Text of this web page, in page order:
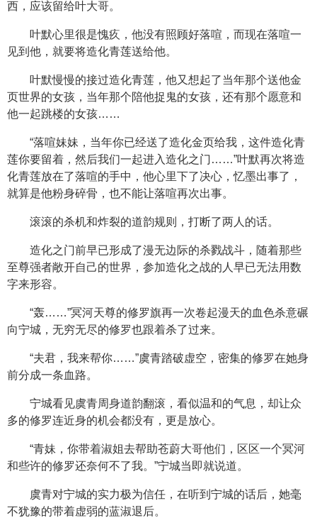
西，应该留给叶大哥。
叶默心里很是愧疚，他没有照顾好落喧，而现在落喧一
见到他，就要将造化青莲送给他。
叶默慢慢的接过造化青莲，他又想起了当年那个送他金
页世界的女孩，当年那个陪他捉鬼的女孩，还有那个愿意和
他一起跳楼的女孩……
“落喧妹妹，当年你已经送了造化金页给我，这件造化青
莲你要留着，然后我们一起进入造化之门……”叶默再次将造
化青莲放在了落喧的手中，他心里下了决心，忆墨出事了，
就算是他粉身碎骨，也不能让落喧再次出事。
滚滚的杀机和炸裂的道韵规则，打断了两人的话。
造化之门前早已形成了漫无边际的杀戮战斗，随着那些
至尊强者敞开自己的世界，参加造化之战的人早已无法用数
字来形容。
“轰……”冥河天尊的修罗旗再一次卷起漫天的血色杀意碾
向宁城，无穷无尽的修罗也跟着杀了过来。
“夫君，我来帮你……”虞青踏破虚空，密集的修罗在她身
前分成一条血路。
宁城看见虞青周身道韵翻滚，看似温和的气息，却让众
多的修罗连近身的机会都没有，更是放心。
“青妹，你带着淑姐去帮助苍蔚大哥他们，区区一个冥河
和些许的修罗还奈何不了我。”宁城当即就说道。
虞青对宁城的实力极为信任，在听到宁城的话后，她毫
不犹豫的带着虚弱的蓝淑退后。